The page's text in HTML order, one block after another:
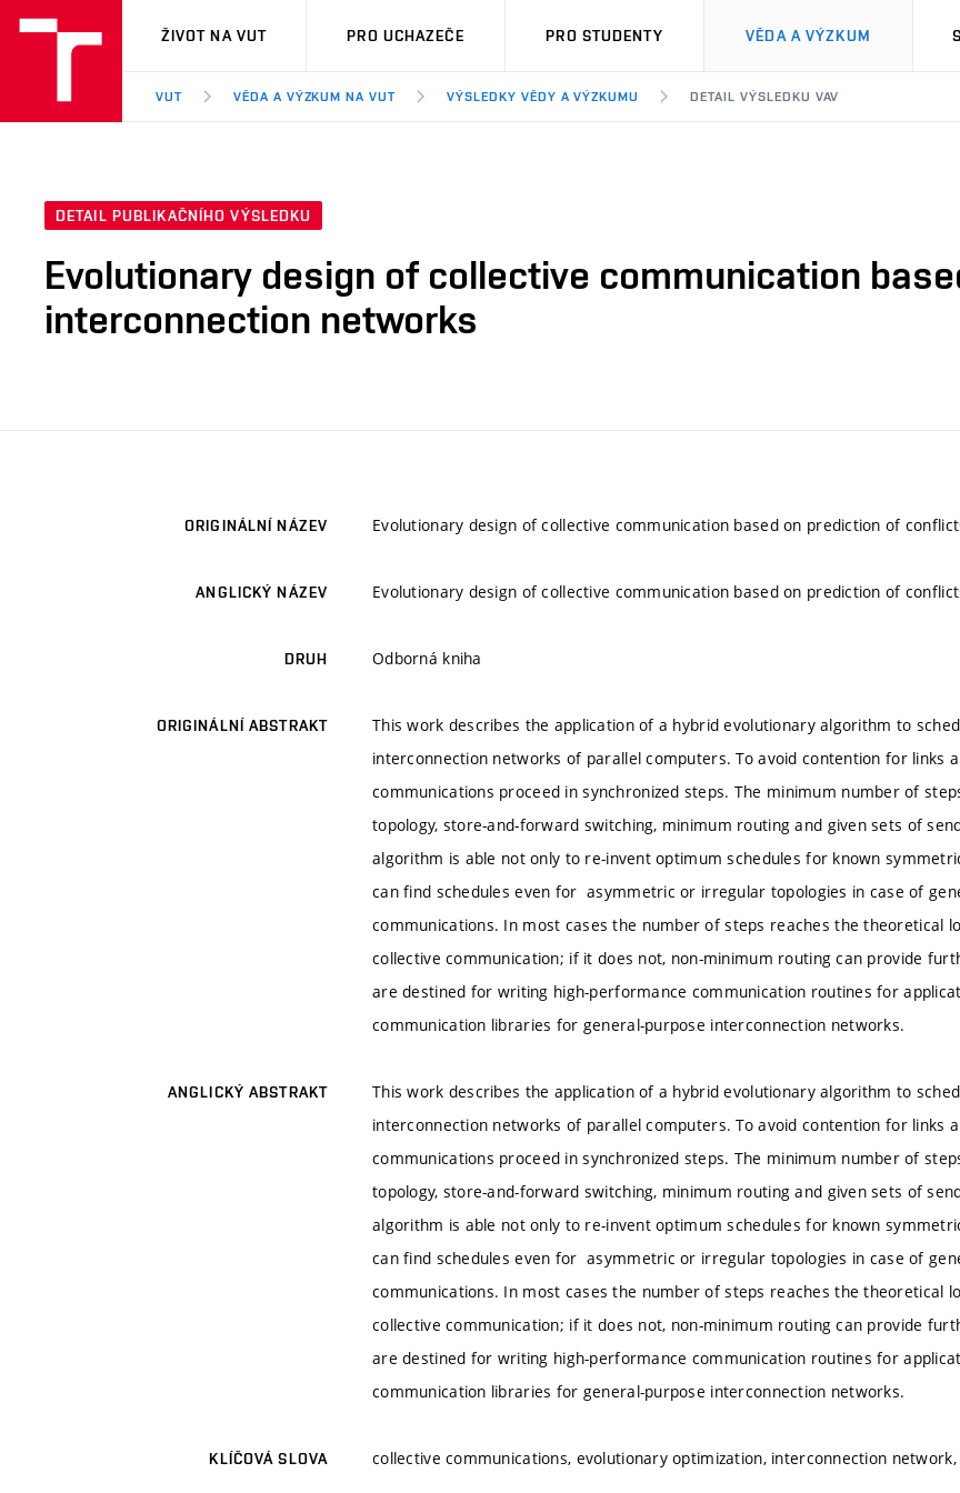
VUT
ŽIVOT NA VUT PRO UCHAZEČE PRO STUDENTY VĚDA A VÝZKUM
VUT VĚDA A VÝZKUM NA VUT VÝSLEDKY VĚDY A VÝZKUMU DETAIL VÝSLEDKU VAV
DETAIL PUBLIKAČNÍHO VÝSLEDKU
Evolutionary design of collective communication
interconnection networks
ORIGINÁLNÍ NÁZEV Evolutionary design of collective communication based on prediction of
ANGLICKÝ NÁZEV Evolutionary design of collective communication based on prediction of
DRUH Odborná kniha
ORIGINÁLNÍ ABSTRAKT
This work describes the application of a hybrid evolutionary algorithm to
interconnection networks of parallel computers. To avoid contention for links
communications proceed in synchronized steps. The minimum number of
topology, store-and-forward switching, minimum routing and given sets of
algorithm is able not only to re-invent optimum schedules for known
can find schedules even for asymmetric or irregular topologies in case of
communications. In most cases the number of steps reaches the theoretical
collective communication; if it does not, non-minimum routing can provide
are destined for writing high-performance communication routines for
communication libraries for general-purpose interconnection networks.
ANGLICKÝ ABSTRAKT
This work describes the application of a hybrid evolutionary algorithm to
interconnection networks of parallel computers. To avoid contention for links
communications proceed in synchronized steps. The minimum number of
topology, store-and-forward switching, minimum routing and given sets of
algorithm is able not only to re-invent optimum schedules for known
can find schedules even for asymmetric or irregular topologies in case of
communications. In most cases the number of steps reaches the theoretical
collective communication; if it does not, non-minimum routing can provide
are destined for writing high-performance communication routines for
communication libraries for general-purpose interconnection networks.
KLÍČOVÁ SLOVA collective communications, evolutionary optimization, interconnection